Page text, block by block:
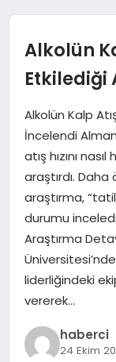
EĞITIM
EKONOMI
SAĞLIK
SPOR
TEKNOLOJI
YAŞAM
Alkolün
Etkilediği
Alkolün Kalp
İncelendi
atış hızını
araştırdı.
araştırma,
durumu
Araştırma
liderliğindeki
vererek…
haberci
24 Ekim